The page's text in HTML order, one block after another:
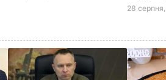
28 серпня,